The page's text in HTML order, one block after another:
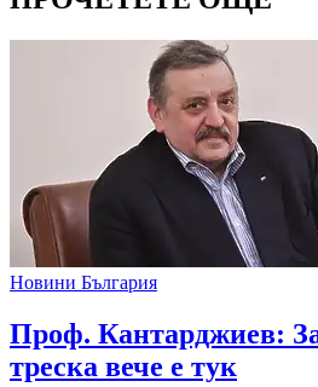
Новини България
Проф. Кантарджиев:
треска вече е тук